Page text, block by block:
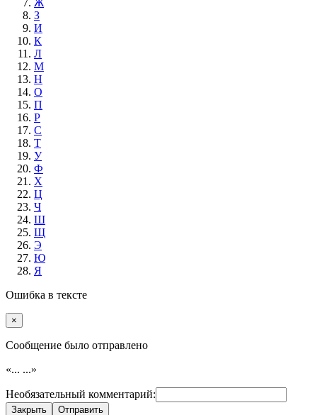
Ж
З
И
К
Л
М
Н
О
П
Р
С
Т
У
Ф
Х
Ц
Ч
Ш
Щ
Э
Ю
Я
Ошибка в тексте
×
Cообщение было отправлено
«... ...»
Необязательный комментарий:
Закрыть Отправить